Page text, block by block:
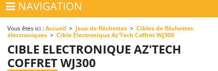
NAVIGATION
Vous êtes ici :Accueil > Jeux de fléchettes > Cibles de fléchettes
électroniques > Cible Electronique Az'Tech Coffret WJ300
CIBLE ELECTRONIQUE AZ'TECH
COFFRET WJ300